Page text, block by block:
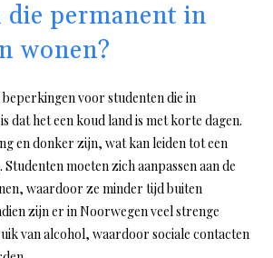
die permanent in
wonen?
voor studenten die in
dat het een koud land is met korte dagen.
en donker zijn, wat kan leiden tot een
moeten zich aanpassen aan de
waardoor ze minder tijd buiten
zijn er in Noorwegen veel strenge
van alcohol, waardoor sociale contacten